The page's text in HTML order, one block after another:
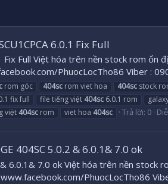
6.0.1 Fix Full
Fix Full Việt hóa trên nền stock rom
PhuocLocTho86 Viber :
rom góc 404sc rom viet hoa 404sc stock
fix full file tiếng việt 404sc 6.0.1 rom
việt 404sc rom viet hoa 404sc Trả lời: 0
404SC 5.0.2 & 6.0.1& 7.0 ok
6.0.1& 7.0 ok Việt hóa trên nền
PhuocLocTho86